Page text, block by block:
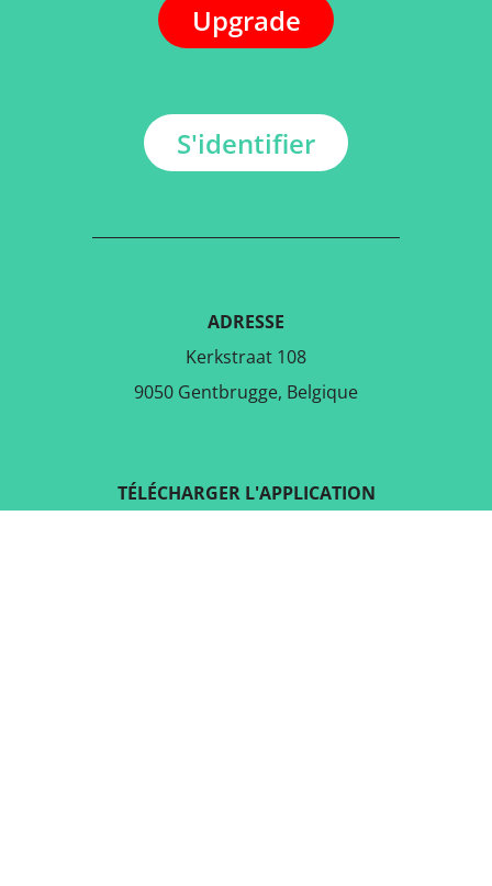
Upgrade
S'identifier
ADRESSE
Kerkstraat 108
9050 Gentbrugge, Belgique
TÉLÉCHARGER L'APPLICATION